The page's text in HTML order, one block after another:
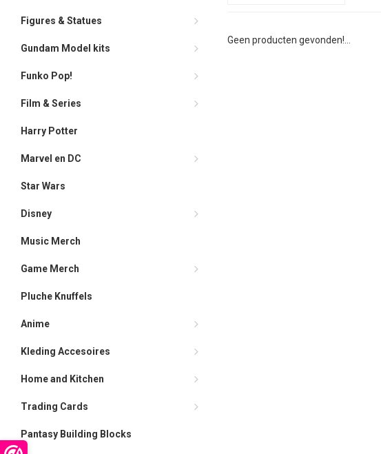
Figures & Statues
Gundam Model kits
Funko Pop!
Film & Series
Harry Potter
Marvel en DC
Star Wars
Disney
Music Merch
Game Merch
Pluche Knuffels
Anime
Kleding Accesoires
Home and Kitchen
Trading Cards
Pantasy Building Blocks
Geen producten gevonden!...